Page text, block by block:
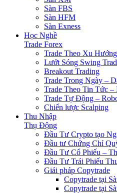
Sàn FBS
Sàn HFM
Sàn Exness
Học Nghề
Trade Forex
Trade Theo Xu
Lướt Sóng Swing
Breakout Trading
Trade Trong Ngày –
Trade Theo Tin Tức –
Trade Tự Động –
Chiến lược Scalping
Thu Nhập
Thụ Động
Đầu Tư Crypto tạo
Đầu tư Chứng Chỉ
Đầu Tư Cổ Phiếu –
Đầu Tư Trái Phiếu
Giải pháp Copytrade
Copytrade tại
Copytrade tại